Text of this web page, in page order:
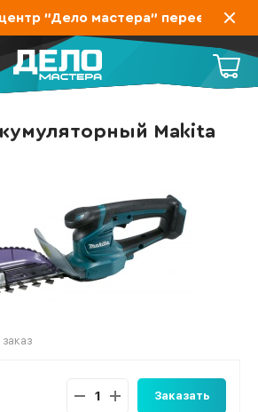
"Дело мастера" переехал на
Makita
Заказать